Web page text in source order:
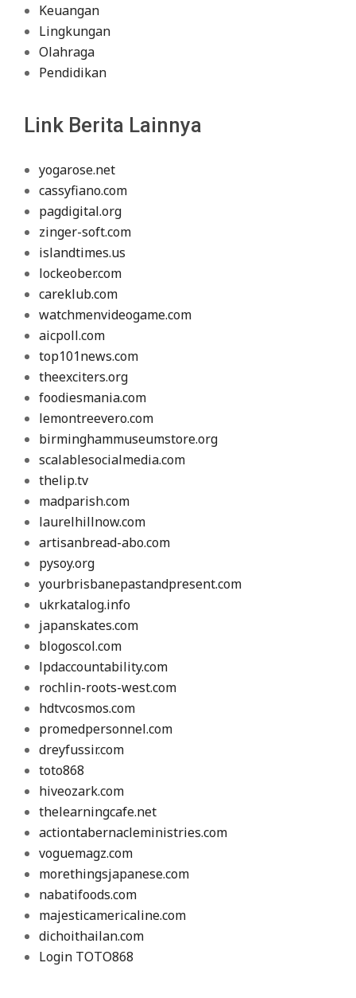
Keuangan
Lingkungan
Olahraga
Pendidikan
Link Berita Lainnya
yogarose.net
cassyfiano.com
pagdigital.org
zinger-soft.com
islandtimes.us
lockeober.com
careklub.com
watchmenvideogame.com
aicpoll.com
top101news.com
theexciters.org
foodiesmania.com
lemontreevero.com
birminghammuseumstore.org
scalablesocialmedia.com
thelip.tv
madparish.com
laurelhillnow.com
artisanbread-abo.com
pysoy.org
yourbrisbanepastandpresent.com
ukrkatalog.info
japanskates.com
blogoscol.com
lpdaccountability.com
rochlin-roots-west.com
hdtvcosmos.com
promedpersonnel.com
dreyfussir.com
toto868
hiveozark.com
thelearningcafe.net
actiontabernacleministries.com
voguemagz.com
morethingsjapanese.com
nabatifoods.com
majesticamericaline.com
dichoithailan.com
Login TOTO868